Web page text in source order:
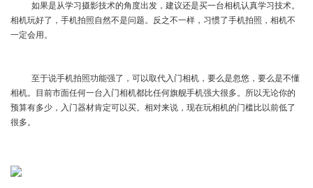
如果是从学习摄影技术的角度出发，建议还是买一台相机认真学习技术。
相机玩好了，手机拍照自然不是问题。反之不一样，习惯了手机拍照，相机不
一定会用。
至于说手机拍照功能强了，可以取代入门相机，要么是忽悠，要么是不懂
相机。目前市面任何一台入门相机都比任何旗舰手机强大很多。所以无论你的
预算有多少，入门器材肯定可以买。相对来说，现在玩相机的门槛比以前低了
很多。